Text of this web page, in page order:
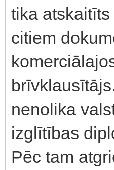
tika
citiem
nenolika
izglītības
Pēc tam